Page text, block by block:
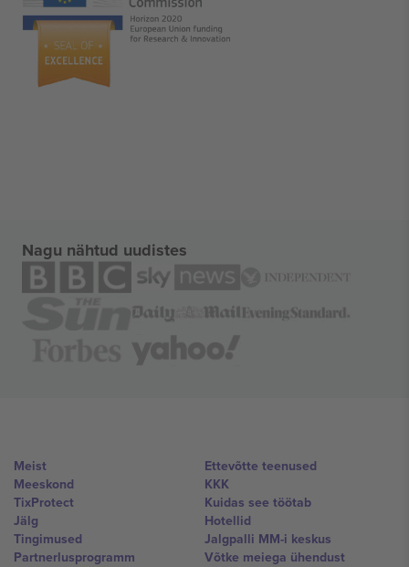
Nagu nähtud uudistes
Meist
Meeskond
TixProtect
Jälg
Tingimused
Partnerlusprogramm
Ettevõtte teenused
KKK
Kuidas see töötab
Hotellid
Jalgpalli MM-i keskus
Võtke meiega ühendust